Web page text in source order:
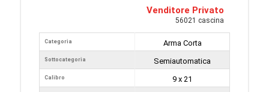
Venditore Privato
56021 cascina
Categoria
Sottocategoria
Calibro
Arma Corta
Semiautomatica
9 x 21